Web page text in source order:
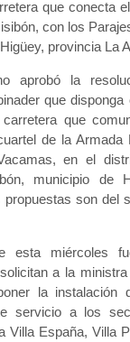
que conecta
con los
provincia La
aprobó la
que
que
de la Armada
en el
municipio de
propuestas son del
esta miércoles
a la
la instalación
servicio a los
Villa España, Villa